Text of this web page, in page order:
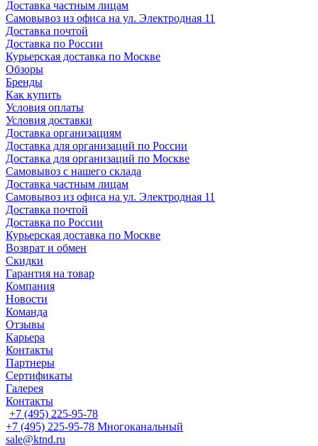
Доставка частным лицам
Самовывоз из офиса на ул. Электродная 11
Доставка почтой
Доставка по России
Курьерская доставка по Москве
Обзоры
Бренды
Как купить
Условия оплаты
Условия доставки
Доставка организациям
Доставка для организаций по России
Доставка для организаций по Москве
Самовывоз с нашего склада
Доставка частным лицам
Самовывоз из офиса на ул. Электродная 11
Доставка почтой
Доставка по России
Курьерская доставка по Москве
Возврат и обмен
Скидки
Гарантия на товар
Компания
Новости
Команда
Отзывы
Карьера
Контакты
Партнеры
Сертификаты
Галерея
Контакты
+7 (495) 225-95-78
+7 (495) 225-95-78 Многоканальный
sale@ktnd.ru